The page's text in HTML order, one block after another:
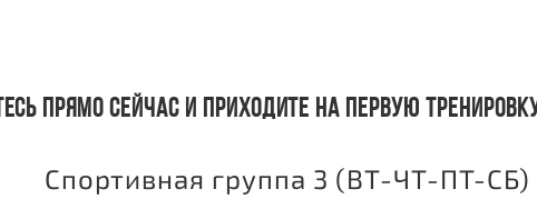
прямо сейчас и приходите на первую
Спортивная группа 3 (ВТ-ЧТ-ПТ-СБ)